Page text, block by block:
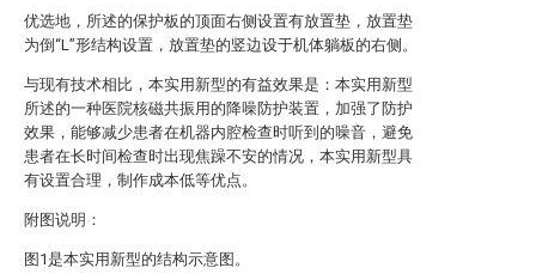
优选地，所述的保护板的顶面右侧设置有放置垫，放置垫
为倒“L”形结构设置，放置垫的竖边设于机体躺板的右侧。
与现有技术相比，本实用新型的有益效果是：本实用新型
所述的一种医院核磁共振用的降噪防护装置，加强了防护
效果，能够减少患者在机器内腔检查时听到的噪音，避免
患者在长时间检查时出现焦躁不安的情况，本实用新型具
有设置合理，制作成本低等优点。
附图说明：
图1是本实用新型的结构示意图。